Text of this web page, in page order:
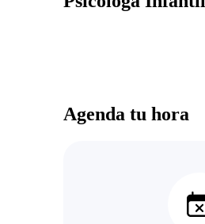
Agenda tu hora